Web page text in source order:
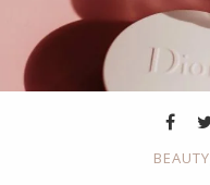
BEAUTY